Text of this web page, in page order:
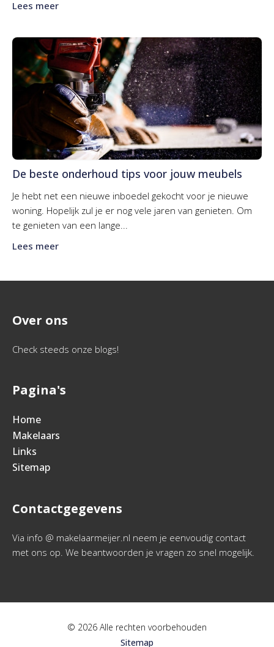
Lees meer
De beste onderhoud tips voor jouw meubels
Je hebt net een nieuwe inboedel gekocht voor je nieuwe
woning. Hopelijk zul je er nog vele jaren van genieten. Om
te genieten van een lange...
Lees meer
Over ons
Check steeds onze blogs!
Pagina's
Home
Makelaars
Links
Sitemap
Contactgegevens
Via info @ makelaarmeijer.nl neem je eenvoudig contact
met ons op. We beantwoorden je vragen zo snel mogelijk.
© 2026 Alle rechten voorbehouden
Sitemap